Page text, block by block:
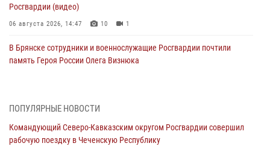
Росгвардии (видео)
06 августа 2026, 14:47 10 1
В Брянске сотрудники и военнослужащие Росгвардии почтили
память Героя России Олега Визнюка
память товарищей, погибших при исполнении воинского долга
06 августа 2026, 13:29 5
ПОПУЛЯРНЫЕ НОВОСТИ
Командующий Северо-Кавказским округом Росгвардии совершил
рабочую поездку в Чеченскую Республику